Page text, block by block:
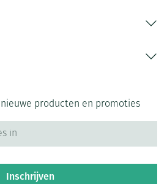
producten en promoties
Inschrijven